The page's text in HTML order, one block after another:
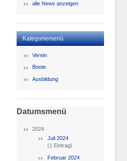
alle News anzeigen
Kategoriemenü
Verein
Boote
Ausbildung
Datumsmenü
2024
Juli 2024
(1 Eintrag)
Februar 2024